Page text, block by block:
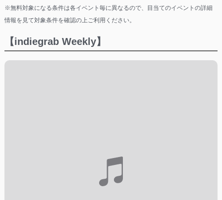
※無料対象になる条件は各イベント毎に異なるので、目当てのイベントの詳細
情報を見て対象条件を確認の上ご利用ください。
【indiegrab Weekly】